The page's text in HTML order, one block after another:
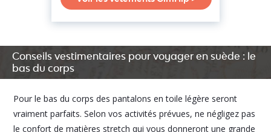
Conseils vestimentaires pour voyager en suède : le
bas du corps
Pour le bas du corps des pantalons en toile légère seront
vraiment parfaits. Selon vos activités prévues, ne négligez pas
le confort de matières stretch qui vous donneront une grande